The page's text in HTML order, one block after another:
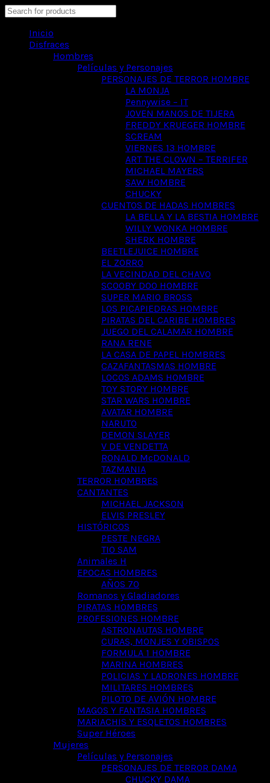
Inicio
Disfraces
Hombres
Películas y Personajes
PERSONAJES DE TERROR HOMBRE
LA MONJA
Pennywise – IT
JOVEN MANOS DE TIJERA
FREDDY KRUEGER HOMBRE
SCREAM
VIERNES 13 HOMBRE
ART THE CLOWN – TERRIFER
MICHAEL MAYERS
SAW HOMBRE
CHUCKY
CUENTOS DE HADAS HOMBRES
LA BELLA Y LA BESTIA HOMBRE
WILLY WONKA HOMBRE
SHERK HOMBRE
BEETLEJUICE HOMBRE
EL ZORRO
LA VECINDAD DEL CHAVO
SCOOBY DOO HOMBRE
SUPER MARIO BROSS
LOS PICAPIEDRAS HOMBRE
PIRATAS DEL CARIBE HOMBRES
JUEGO DEL CALAMAR HOMBRE
RANA RENE
LA CASA DE PAPEL HOMBRES
CAZAFANTASMAS HOMBRE
LOCOS ADAMS HOMBRE
TOY STORY HOMBRE
STAR WARS HOMBRE
AVATAR HOMBRE
NARUTO
DEMON SLAYER
V DE VENDETTA
RONALD McDONALD
TAZMANIA
TERROR HOMBRES
CANTANTES
MICHAEL JACKSON
ELVIS PRESLEY
HISTÓRICOS
PESTE NEGRA
TIO SAM
Animales H
EPOCAS HOMBRES
AÑOS 70
Romanos y Gladiadores
PIRATAS HOMBRES
PROFESIONES HOMBRE
ASTRONAUTAS HOMBRE
CURAS, MONJES Y OBISPOS
FORMULA 1 HOMBRE
MARINA HOMBRES
POLICIAS Y LADRONES HOMBRE
MILITARES HOMBRES
PILOTO DE AVIÓN HOMBRE
MAGOS Y FANTASIA HOMBRES
MARIACHIS Y ESQLETOS HOMBRES
Super Héroes
Mujeres
Películas y Personajes
PERSONAJES DE TERROR DAMA
CHUCKY DAMA